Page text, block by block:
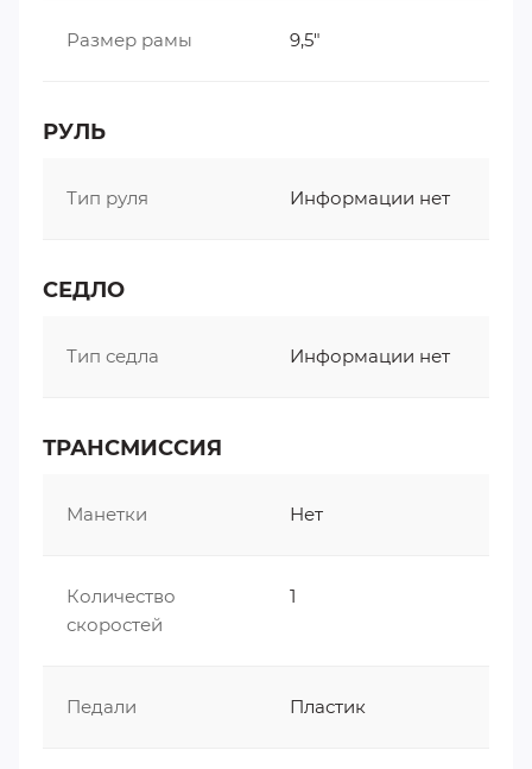
Размер рамы 9,5"
РУЛЬ
Тип руля Информации нет
СЕДЛО
Тип седла Информации нет
ТРАНСМИССИЯ
Манетки Нет
Количество
скоростей
1
Педали Пластик